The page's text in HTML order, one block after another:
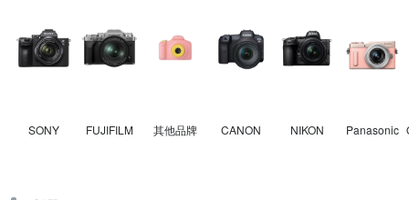
SONY FUJIFILM 其他品牌 CANON NIKON Panasonic